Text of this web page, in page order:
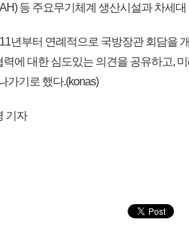
등 주요무기체계 생산시설과 차세
년부터 연례적으로 국방장관 회담을
력에 대한 심도있는 의견을 공유하고,
가기로 했다.(konas)
기자